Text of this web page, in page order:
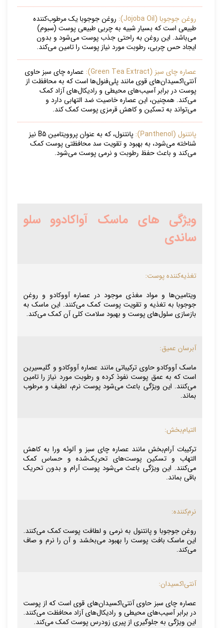
روغن جوجوبا (Jojoba Oil):
روغن جوجوبا یک مرطوب‌کننده
طبیعی است که بسیار شبیه به چربی طبیعی پوست (سبوم)
می‌باشد. این روغن به راحتی جذب پوست می‌شود و بدون
ایجاد حس چربی، رطوبت مورد نیاز پوست را تامین می‌کند.
عصاره چای سبز (Green Tea Extract):
عصاره چای سبز حاوی
آنتی‌اکسیدان‌های قوی مانند پلی‌فنول‌ها است که به محافظت از
پوست در برابر آسیب‌های محیطی و رادیکال‌های آزاد کمک
می‌کند. همچنین، این عصاره خاصیت ضد التهابی دارد و
می‌تواند به تسکین و کاهش قرمزی پوست کمک کند.
پانتنول (Panthenol):
پانتنول، که به عنوان پروویتامین B5 نیز
شناخته می‌شود، به بهبود و تقویت سد محافظتی پوست کمک
می‌کند و باعث حفظ رطوبت و نرمی پوست می‌شود.
ویژگی های ماسک آواکادوو سلو
ساندی
تغذیه‌کننده پوست:
ویتامین‌ها و مواد مغذی موجود در عصاره آووکادو و روغن
جوجوبا به تغذیه و تقویت پوست کمک می‌کنند. این ماسک به
بازسازی سلول‌های پوست و بهبود سلامت کلی آن کمک می‌کند.
آبرسان عمیق:
ماسک آووکادو حاوی ترکیباتی مانند عصاره آووکادو و گلیسیرین
است که به عمق پوست نفوذ کرده و رطوبت مورد نیاز را تامین
می‌کنند. این ویژگی باعث می‌شود پوست نرم، لطیف و مرطوب
بماند.
التیام‌بخش:
ترکیبات آرام‌بخش مانند عصاره چای سبز و آلوئه ورا به کاهش
التهاب و تسکین پوست‌های تحریک‌شده و حساس کمک
می‌کنند. این ویژگی باعث می‌شود پوست آرام و بدون تحریک
باقی بماند.
نرم‌کننده:
روغن جوجوبا و پانتنول به نرمی و لطافت پوست کمک می‌کنند.
این ماسک بافت پوست را بهبود می‌بخشد و آن را نرم و صاف
می‌کند.
آنتی‌اکسیدان:
عصاره چای سبز حاوی آنتی‌اکسیدان‌های قوی است که از پوست
در برابر آسیب‌های محیطی و رادیکال‌های آزاد محافظت می‌کنند.
این ویژگی به جلوگیری از پیری زودرس پوست کمک می‌کند.